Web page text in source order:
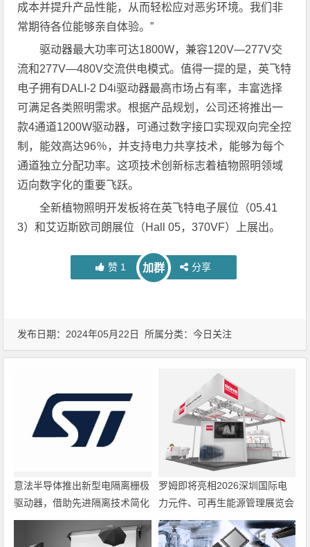
成本并提升产品性能，从而轻松应对恶劣环境。我们非
常期待各位能够亲自体验。”
驱动器最大功率可达1800W，兼容120V—277V交
流和277V—480V交流供电模式。值得一提的是，英飞特
电子拥有DALI-2 D4i驱动器最高市场占有率，丰富选择
可满足各类照明需求。根据产品规划，公司还将推出一
款4通道1200W驱动器，可通过数字接口实现双向完全控
制，能效高达96％，并支持电力共享技术，能够为每个
通道独立分配功率。这项技术创新标志着植物照明领域
迈向数字化的重要飞跃。
全新植物照明开发板将在英飞特电子展位（05.41
3）和艾迈斯欧司朗展位（Hall 05，370VF）上展出。
赞 1 加群 分享
发布日期：2024年05月22日 所属分类：今日关注
意法半导体推出新型电隔离栅极
驱动器，借助先进隔离技术简化
电源设计
罗姆即将亮相2026深圳国际电
力元件、可再生能源管理展览会
暨研讨会